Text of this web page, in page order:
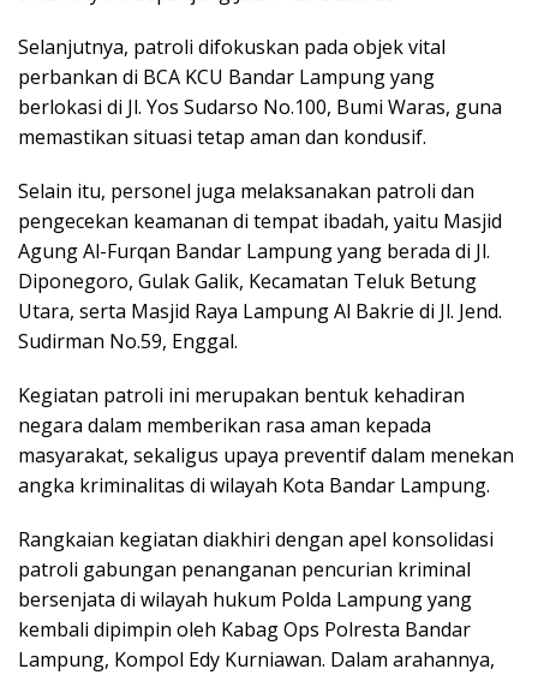
Selanjutnya, patroli difokuskan pada objek vital
perbankan di BCA KCU Bandar Lampung yang
berlokasi di Jl. Yos Sudarso No.100, Bumi Waras, guna
memastikan situasi tetap aman dan kondusif.
Selain itu, personel juga melaksanakan patroli dan
pengecekan keamanan di tempat ibadah, yaitu Masjid
Agung Al-Furqan Bandar Lampung yang berada di Jl.
Diponegoro, Gulak Galik, Kecamatan Teluk Betung
Utara, serta Masjid Raya Lampung Al Bakrie di Jl. Jend.
Sudirman No.59, Enggal.
Kegiatan patroli ini merupakan bentuk kehadiran
negara dalam memberikan rasa aman kepada
masyarakat, sekaligus upaya preventif dalam menekan
angka kriminalitas di wilayah Kota Bandar Lampung.
Rangkaian kegiatan diakhiri dengan apel konsolidasi
patroli gabungan penanganan pencurian kriminal
bersenjata di wilayah hukum Polda Lampung yang
kembali dipimpin oleh Kabag Ops Polresta Bandar
Lampung, Kompol Edy Kurniawan. Dalam arahannya,